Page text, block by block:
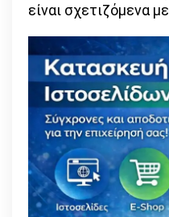
είναι σχετιζόμενα